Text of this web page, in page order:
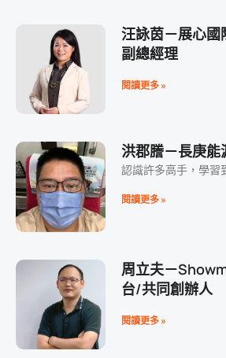
汪詠茵－展心
副總經理
閱讀更多 »
洪郡謄－長庚
認識許多高手，學習
閱讀更多 »
周立夫－
台/共同創辦人
閱讀更多 »